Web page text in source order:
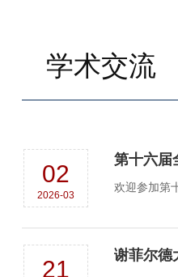
学术交流
02
2026-03
第十六届
欢迎参加第
21
谢菲尔德